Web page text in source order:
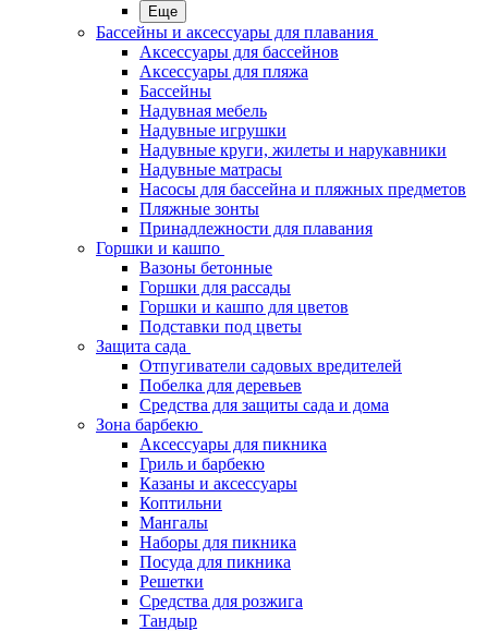
Еще
Бассейны и аксессуары для плавания
Аксессуары для бассейнов
Аксессуары для пляжа
Бассейны
Надувная мебель
Надувные игрушки
Надувные круги, жилеты и нарукавники
Надувные матрасы
Насосы для бассейна и пляжных предметов
Пляжные зонты
Принадлежности для плавания
Горшки и кашпо
Вазоны бетонные
Горшки для рассады
Горшки и кашпо для цветов
Подставки под цветы
Защита сада
Отпугиватели садовых вредителей
Побелка для деревьев
Средства для защиты сада и дома
Зона барбекю
Аксессуары для пикника
Гриль и барбекю
Казаны и аксессуары
Коптильни
Мангалы
Наборы для пикника
Посуда для пикника
Решетки
Средства для розжига
Тандыр